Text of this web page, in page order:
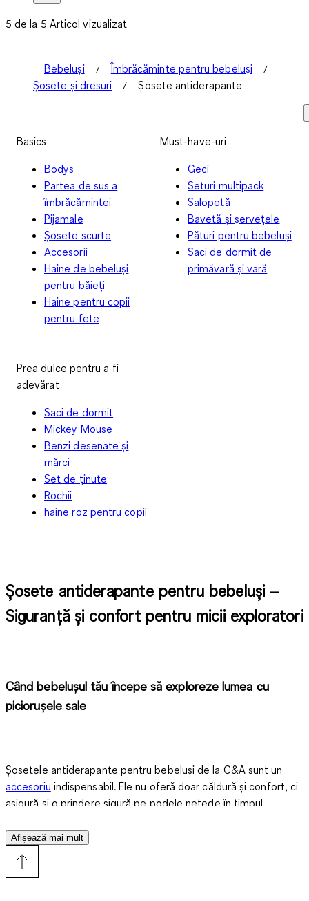
5 de la 5 Articol vizualizat
Bebeluși
Îmbrăcăminte pentru bebeluși
Șosete și dresuri
Șosete antiderapante
Basics
Bodys
Partea de sus a
îmbrăcămintei
Pijamale
Șosete scurte
Accesorii
Haine de bebeluși
pentru băieți
Haine pentru copii
pentru fete
Must-have-uri
Geci
Seturi multipack
Salopetă
Bavetă și șervețele
Pături pentru bebeluși
Saci de dormit de
primăvară și vară
Prea dulce pentru a fi
adevărat
Saci de dormit
Mickey Mouse
Benzi desenate și
mărci
Set de ținute
Rochii
haine roz pentru copii
Șosete antiderapante pentru bebeluși –
Siguranță și confort pentru micii exploratori
Când bebelușul tău începe să exploreze lumea cu
piciorușele sale
Șosetele antiderapante pentru bebeluși de la C&A sunt un
accesoriu indispensabil. Ele nu oferă doar căldură și confort, ci
asigură și o prindere sigură pe podele netede în timpul
căzăturile rămân în trecut. Poți privi liniștit cum micuțul tău
explorator face primii pași.
Afișează mai mult